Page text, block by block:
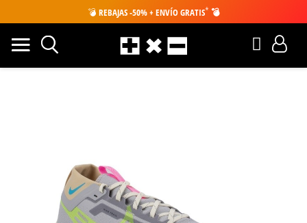
💣 REBAJAS -50% + ENVÍO GRATIS* 💣